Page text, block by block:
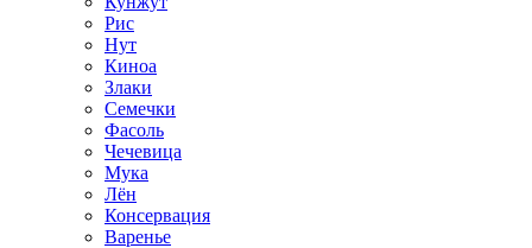
Рис
Нут
Киноа
Злаки
Семечки
Фасоль
Чечевица
Мука
Лён
Консервация
Варенье